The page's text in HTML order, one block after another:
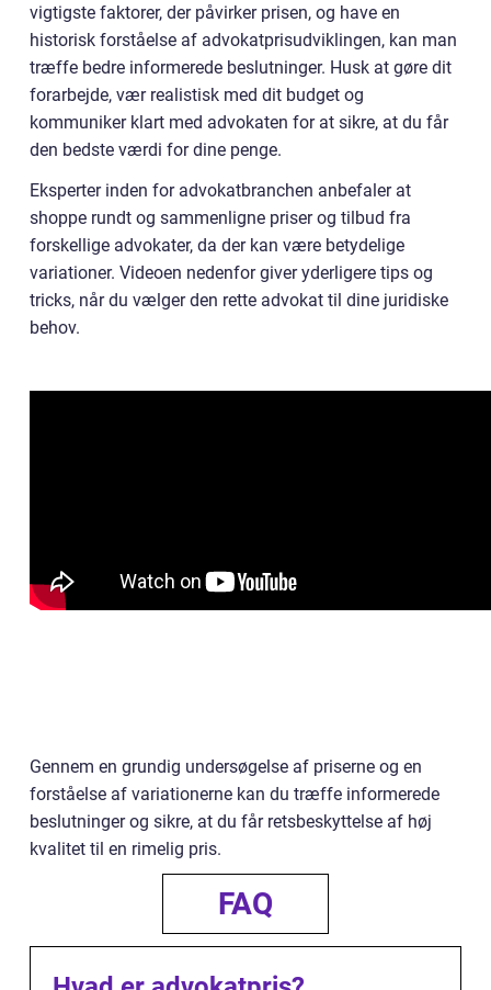
vigtigste faktorer, der påvirker prisen, og have en
historisk forståelse af advokatprisudviklingen, kan man
træffe bedre informerede beslutninger. Husk at gøre dit
forarbejde, vær realistisk med dit budget og
kommuniker klart med advokaten for at sikre, at du får
den bedste værdi for dine penge.
Eksperter inden for advokatbranchen anbefaler at
shoppe rundt og sammenligne priser og tilbud fra
forskellige advokater, da der kan være betydelige
variationer. Videoen nedenfor giver yderligere tips og
tricks, når du vælger den rette advokat til dine juridiske
behov.
Gennem en grundig undersøgelse af priserne og en
forståelse af variationerne kan du træffe informerede
beslutninger og sikre, at du får retsbeskyttelse af høj
kvalitet til en rimelig pris.
FAQ